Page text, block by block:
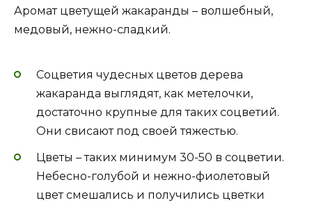
Аромат цветущей жакаранды – волшебный,
медовый, нежно-сладкий.
Соцветия чудесных цветов дерева
жакаранда выглядят, как метелочки,
достаточно крупные для таких соцветий.
Они свисают под своей тяжестью.
Цветы – таких минимум 30-50 в соцветии.
Небесно-голубой и нежно-фиолетовый
цвет смешались и получились цветки